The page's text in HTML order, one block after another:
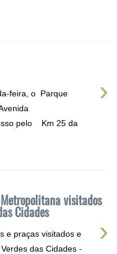
›
feira, o Parque
pelo Km 25 da
visitados
Cidades
›
e praças visitados e
das Cidades -